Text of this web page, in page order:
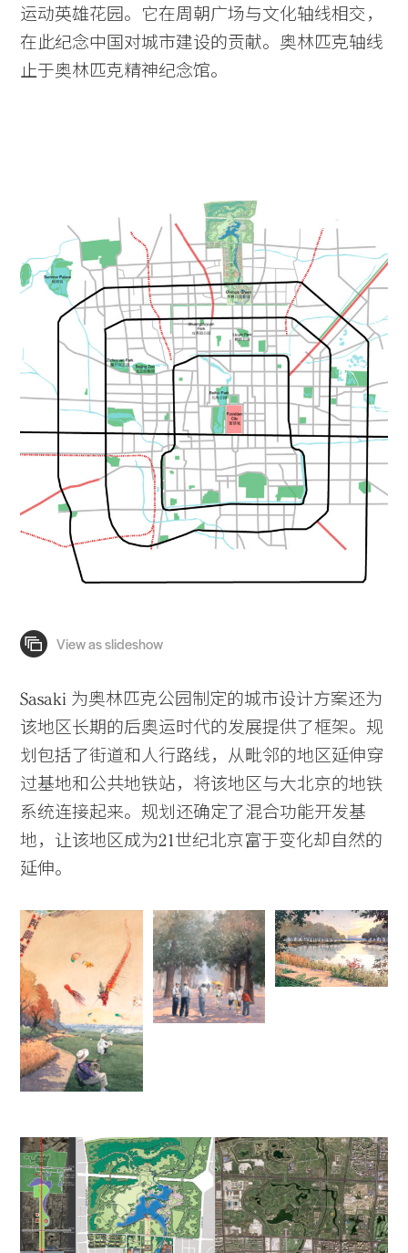
运动英雄花园。它在周朝广场与文化轴线相交，
在此纪念中国对城市建设的贡献。奥林匹克轴线
止于奥林匹克精神纪念馆。
Sasaki 为奥林匹克公园制定的城市设计方案还为
该地区长期的后奥运时代的发展提供了框架。规
划包括了街道和人行路线，从毗邻的地区延伸穿
过基地和公共地铁站，将该地区与大北京的地铁
系统连接起来。规划还确定了混合功能开发基
地，让该地区成为21世纪北京富于变化却自然的
延伸。
Practice
Projects